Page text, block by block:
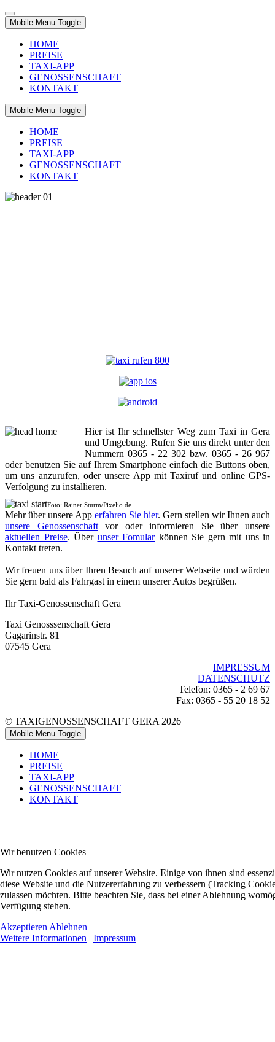
Mobile Menu Toggle
HOME
PREISE
TAXI-APP
GENOSSENSCHAFT
KONTAKT
Mobile Menu Toggle
HOME
PREISE
TAXI-APP
GENOSSENSCHAFT
KONTAKT
Hier ist Ihr schnellster Weg zum Taxi in Gera
und Umgebung. Rufen Sie uns direkt unter den
Nummern 0365 - 22 302 bzw. 0365 - 26 967
oder benutzen Sie auf Ihrem Smartphone einfach die Buttons oben,
um uns anzurufen, oder unsere App mit Taxiruf und online GPS-
Verfolgung zu installieren.
Foto: Rainer Sturm/Pixelio.de
Mehr über unsere App erfahren Sie hier. Gern stellen wir Ihnen auch
unsere Genossenschaftvor oder informieren Sie über unsere
aktuellen Preise. Über unser Fomularkönnen Sie gern mit uns in
Kontakt treten.
Wir freuen uns über Ihren Besuch auf unserer Webseite und würden
Sie gern bald als Fahrgast in einem unserer Autos begrüßen.
Ihr Taxi-Genossenschaft Gera
Taxi Genosssenschaft Gera
Gagarinstr. 81
07545 Gera
IMPRESSUM
DATENSCHUTZ
Telefon: 0365 - 2 69 67
Fax: 0365 - 55 20 18 52
© TAXIGENOSSENSCHAFT GERA 2026
Mobile Menu Toggle
HOME
PREISE
TAXI-APP
GENOSSENSCHAFT
KONTAKT
Wir benutzen Cookies
Wir nutzen Cookies auf unserer Website. Einige von ihnen sind
diese Website und die Nutzererfahrung zu verbessern (Tracking
zulassen möchten. Bitte beachten Sie, dass bei einer Ablehnung
Verfügung stehen.
Akzeptieren Ablehnen
Weitere Informationen | Impressum